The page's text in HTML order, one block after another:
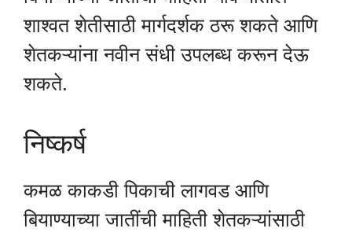
शाश्वत शेतीसाठी मार्गदर्शक ठरू शकते आणि
शेतकऱ्यांना नवीन संधी उपलब्ध करून देऊ
शकते.
निष्कर्ष
कमळ काकडी पिकाची लागवड आणि
बियाण्याच्या जातींची माहिती शेतकऱ्यांसाठी